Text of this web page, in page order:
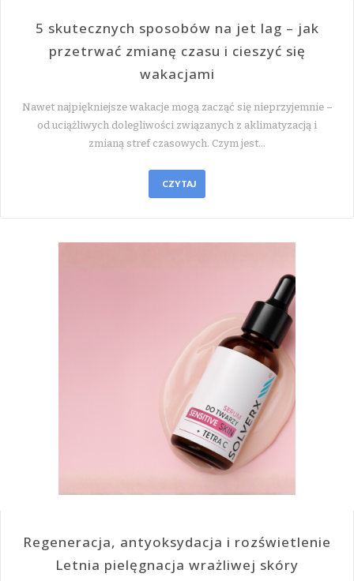
5 skutecznych sposobów na jet lag – jak
przetrwać zmianę czasu i cieszyć się
wakacjami
Nawet najpiękniejsze wakacje mogą zacząć się nieprzyjemnie –
od uciążliwych dolegliwości związanych z aklimatyzacją i
zmianą stref czasowych. Czym jest…
CZYTAJ
Regeneracja, antyoksydacja i rozświetlenie
Letnia pielęgnacja wrażliwej skóry